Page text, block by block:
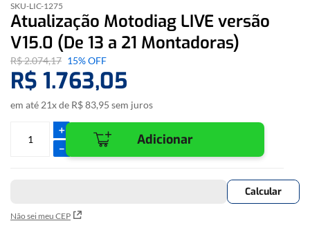
SKU-LIC-1275
Atualização Motodiag LIVE versão
V15.0 (De 13 a 21 Montadoras)
R$2.074,17 15%OFF
R$ 1.763,05
em até 21x de R$83,95 sem juros
＋
－
Adicionar
Não sei meu CEP